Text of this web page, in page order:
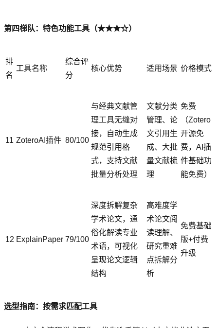
第四梯队：特色功能工具（★★★☆）
排
名
工具名称
综合评
分
核心优势 适用场景 价格模式
11 ZoteroAI插件 80/100
与经典文献管
理工具无缝对
接，自动生成
规范引用格
式，支持文献
批量分析处理
文献分类
管理、论
文引用生
成、大批
量文献梳
理
免费
（Zotero
开源免
费，AI插
件基础功
能免费）
12 ExplainPaper 79/100
深度拆解复杂
学术论文，通
俗化解读专业
术语，可视化
呈现论文逻辑
结构
高难度学
术论文阅
读理解、
研究重难
点拆解分
析
免费基础
版+付费
升级
选型指南：按需求匹配工具